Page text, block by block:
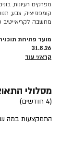
מפרקים רעיונות,
קומפוזיציה, צבע,
מחשבה לקריאייטיב
מועד פתיחת
31.8.26
קרא/י עוד
מסלולי
(4 חודשים)
התמקצעות במה